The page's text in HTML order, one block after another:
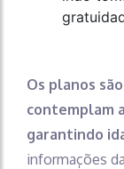
Os planos
contemplam
garantindo
informações